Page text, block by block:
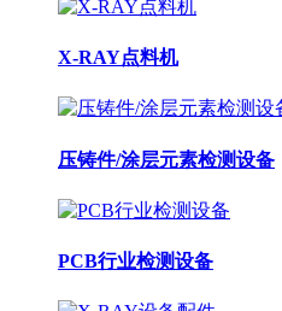
X-RAY点料机
压铸件/涂层元素检测设备
PCB行业检测设备